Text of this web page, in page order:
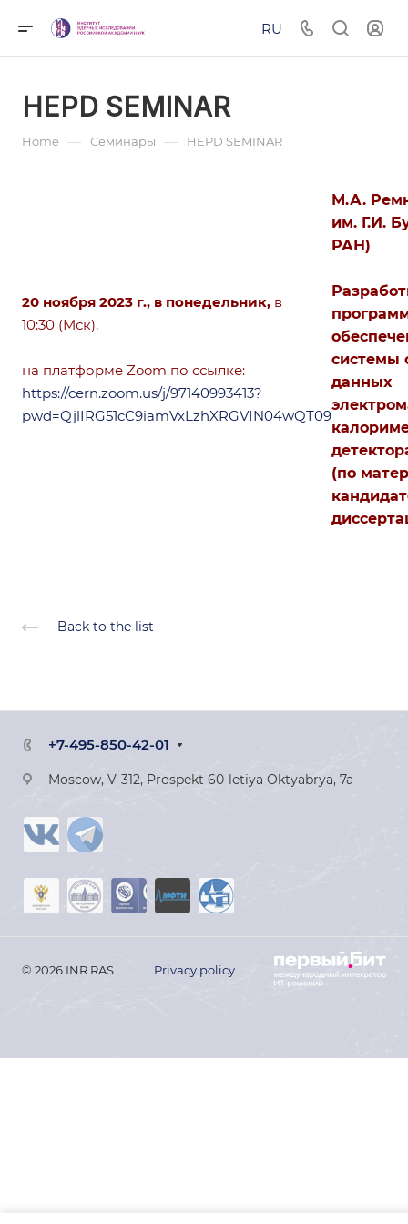
RU
HEPD SEMINAR
Home — Семинары — HEPD SEMINAR
20 ноября 2023 г., в понедельник, в
10:30 (Мск),
на платформе Zoom по ссылке:
https://cern.zoom.us/j/97140993413?
pwd=QjlIRG51cC9iamVxLzhXRGVIN04wQT09
М.А.
им. Г.И.
РАН)
системы
данных
(по
Back to the list
+7-495-850-42-01
Moscow, V-312, Prospekt 60-letiya Oktyabrya, 7a
© 2026 INR RAS Privacy policy